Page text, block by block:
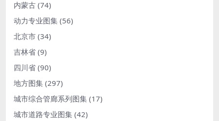
内蒙古 (74)
动力专业图集 (56)
北京市 (34)
吉林省 (9)
四川省 (90)
地方图集 (297)
城市综合管廊系列图集 (17)
城市道路专业图集 (42)